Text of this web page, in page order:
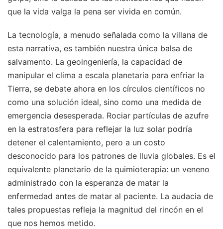
que la vida valga la pena ser vivida en común.
La tecnología, a menudo señalada como la villana de
esta narrativa, es también nuestra única balsa de
salvamento. La geoingeniería, la capacidad de
manipular el clima a escala planetaria para enfriar la
Tierra, se debate ahora en los círculos científicos no
como una solución ideal, sino como una medida de
emergencia desesperada. Rociar partículas de azufre
en la estratosfera para reflejar la luz solar podría
detener el calentamiento, pero a un costo
desconocido para los patrones de lluvia globales. Es el
equivalente planetario de la quimioterapia: un veneno
administrado con la esperanza de matar la
enfermedad antes de matar al paciente. La audacia de
tales propuestas refleja la magnitud del rincón en el
que nos hemos metido.